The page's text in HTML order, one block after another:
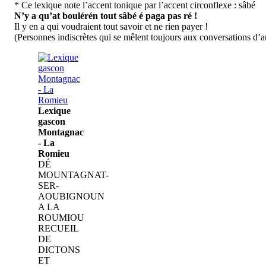
* Ce lexique note l’accent tonique par l’accent circonflexe : sâbé
N’y a qu’at boulérén tout sâbé é paga pas ré !
Il y en a qui voudraient tout savoir et ne rien payer !
(Personnes indiscrètes qui se mêlent toujours aux conversations
Lexique
gascon
Montagnac
- La
Romieu
DÉ
MOUNTAGNAT-
SER-
AOUBIGNOUN
A LA
ROUMIOU
RECUEIL
DE
DICTONS
ET